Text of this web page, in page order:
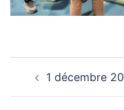
Navigation
1 décembre